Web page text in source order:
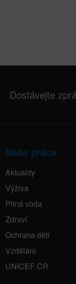
Dostávejte
Naše práce
Aktuality
Výživa
Pitná voda
Zdraví
Ochrana dětí
Vzdělání
UNICEF ČR